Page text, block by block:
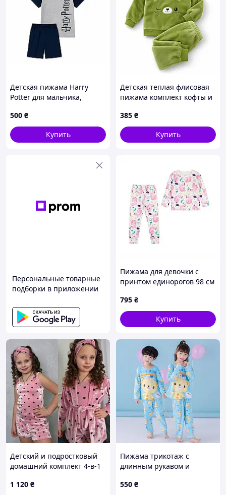
Детская пижама Harry
Potter для мальчика,
134/140, серо-синяя, 100%
хлопок
500 ₴
Купить
Детская теплая флисовая
пижама комплект кофты и
девочки.
385 ₴
Купить
Персональные товарные
подборки в приложении
Пижама для девочки с
принтом единорогов 98 см
795 ₴
Купить
Детский и подростковый
домашний комплект 4-в-1
1 120 ₴
Пижама трикотаж с
длинным рукавом и
550 ₴